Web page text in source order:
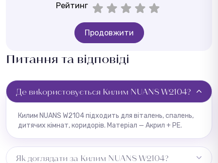
Рейтинг
Продовжити
Питання та відповіді
Де використовується Килим NUANS W2104?
Килим NUANS W2104 підходить для віталень, спалень,
дитячих кімнат, коридорів. Матеріал — Акрил + PE.
Як доглядати за Килим NUANS W2104?